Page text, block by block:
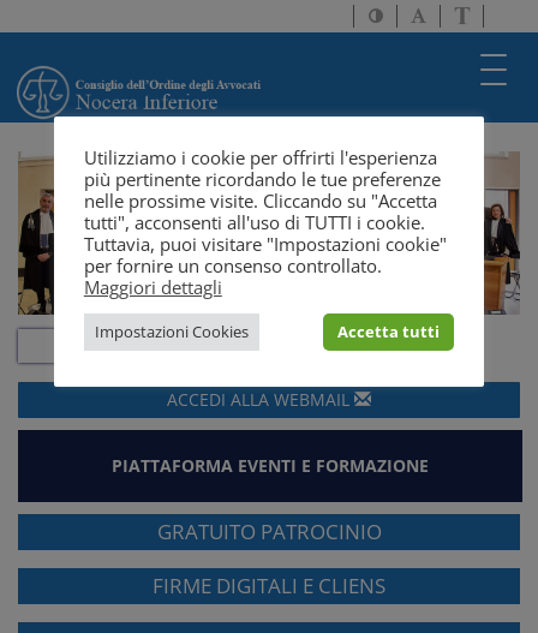
Attiva/disattiva
alto
Attiva/
dimensione
a
solo
ACCEDI ALLA WEBMAIL
PIATTAFORMA EVENTI E FORMAZIONE
GRATUITO PATROCINIO
FIRME DIGITALI E CLIENS
Utilizziamo i cookie per offrirti l'esperienza
più pertinente ricordando le tue preferenze
nelle prossime visite. Cliccando su "Accetta
tutti", acconsenti all'uso di TUTTI i cookie.
Tuttavia, puoi visitare "Impostazioni cookie"
per fornire un consenso controllato.
Maggiori dettagli
Impostazioni Cookies Accetta tutti